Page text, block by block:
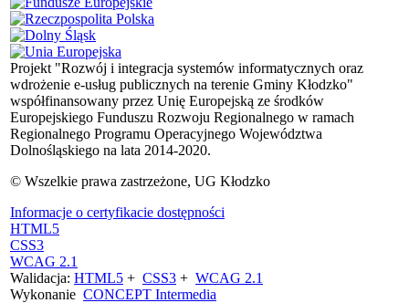
Projekt "Rozwój i integracja systemów informatycznych oraz
wdrożenie e-usług publicznych na terenie Gminy Kłodzko"
współfinansowany przez Unię Europejską ze środków
Europejskiego Funduszu Rozwoju Regionalnego w ramach
Regionalnego Programu Operacyjnego Województwa
Dolnośląskiego na lata 2014-2020.
© Wszelkie prawa zastrzeżone, UG Kłodzko
Informacje o certyfikacie dostępności
HTML5
CSS3
WCAG 2.1
Walidacja: HTML5 + CSS3 + WCAG 2.1
Wykonanie CONCEPT Intermedia